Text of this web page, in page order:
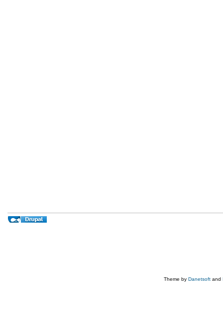
Theme by Danetsoft and